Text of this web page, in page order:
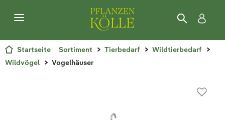
Startseite Sortiment Tierbedarf
Wildtierbedarf
Wildvögel
Vogelhäuser